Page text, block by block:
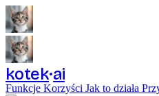
kotek ai
Funkcje Korzyści Jak to działa